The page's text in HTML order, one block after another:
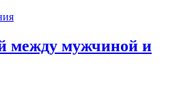
между мужчиной и